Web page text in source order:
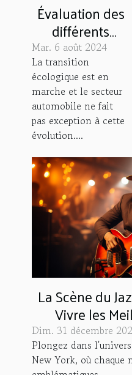
Évaluation des
différents
modèles de
voitures
électriques
disponibles à la
location
Mar. 6 août 2024
La transition
écologique est en
marche et le secteur
automobile ne fait
pas exception à cette
évolution....
La Scène du
Vivre les
Dim. 31 décembre
Plongez dans
New York, où chaque